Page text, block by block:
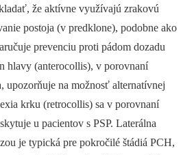
že aktívne využívajú zrakovú
postoja (v predklone), podobne ako
prevenciu proti pádom dozadu
hlavy (anterocollis), v porovnaní
upozorňuje na možnosť alternatívnej
krku (retrocollis) sa v porovnaní
u pacientov s PSP. Laterálna
je typická pre pokročilé štádiá PCH,